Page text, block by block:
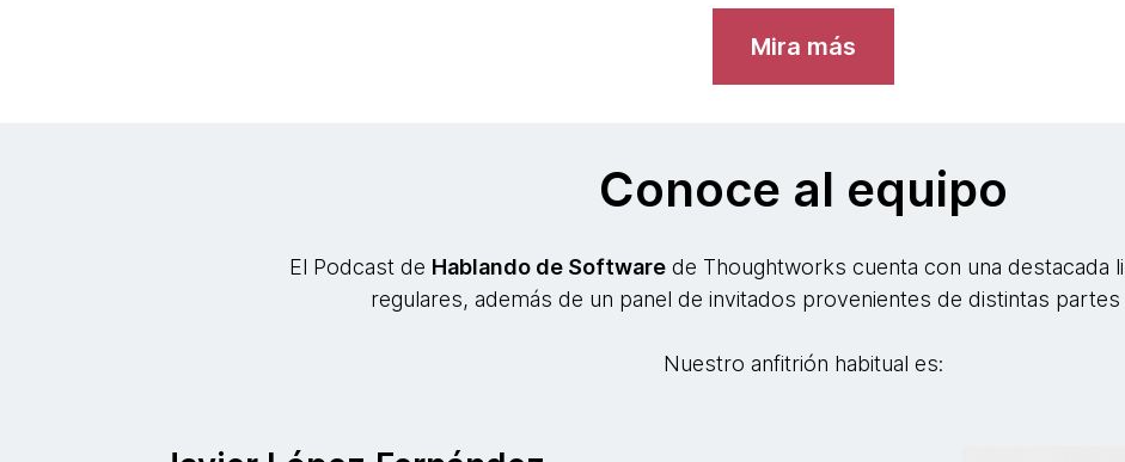
Mira más
Conoce al equipo
El Podcast de Hablando de Softwarede Thoughtworks cuenta con una destacada
regulares, además de un panel de invitados provenientes de distintas
Nuestro anfitrión habitual es: